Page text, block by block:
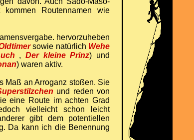
Routennamen wie
hervorzuheben
sowie natürlich Wehe
,Der kleine Prinz) und
) waren aktiv.
Maß an Arroganz stoßen. Sie
und reden von
eine Route im achten Grad
vielleicht schon leicht
gibt dem potentiellen
Da kann ich die Benennung